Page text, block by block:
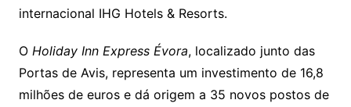
internacional IHG Hotels & Resorts.
O Holiday Inn Express Évora, localizado junto das
Portas de Avis, representa um investimento de 16,8
milhões de euros e dá origem a 35 novos postos de